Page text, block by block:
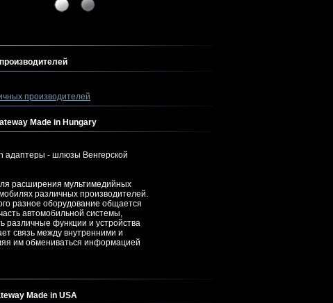
производителей
Made in Hungary
адаптеры - шлюзы Венгерской
расширения мультимедийных
различных производителей.
разное оборудование общается
автомобильной системы,
различные функции и устройства
связь между внутренними и
им обмениваться информацией
Made in USA